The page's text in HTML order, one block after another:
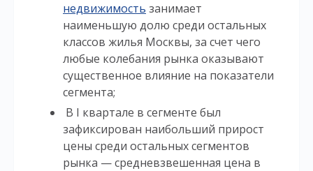
недвижимость занимает
наименьшую долю среди остальных
классов жилья Москвы, за счет чего
любые колебания рынка оказывают
существенное влияние на показатели
сегмента;
В I квартале в сегменте был
зафиксирован наибольший прирост
цены среди остальных сегментов
рынка — средневзвешенная цена в